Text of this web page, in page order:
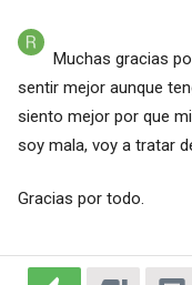
Muchas gracias
sentir mejor aunque
siento mejor por que
soy mala, voy a tratar
Gracias por todo.